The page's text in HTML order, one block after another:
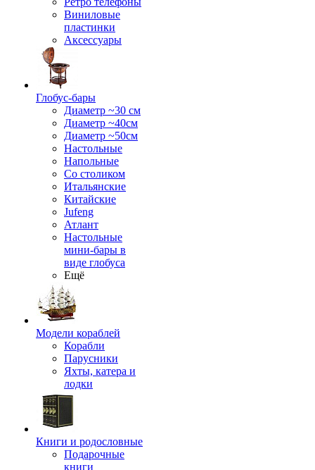
Виниловые
пластинки
Аксессуары
Глобус-бары
Диаметр ~30 см
Диаметр ~40см
Диаметр ~50см
Настольные
Напольные
Со столиком
Итальянские
Китайские
Jufeng
Атлант
Настольные
мини-бары в
виде глобуса
Ещё
Модели кораблей
Корабли
Парусники
Яхты, катера и
лодки
Книги и родословные
Подарочные
книги